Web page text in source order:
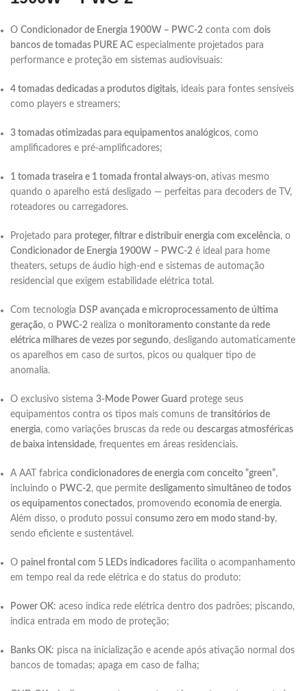
O Condicionador de Energia 1900W – PWC-2 conta com dois
bancos de tomadas PURE AC especialmente projetados para
performance e proteção em sistemas audiovisuais:
4 tomadas dedicadas a produtos digitais, ideais para fontes sensíveis
como players e streamers;
3 tomadas otimizadas para equipamentos analógicos, como
amplificadores e pré-amplificadores;
1 tomada traseira e 1 tomada frontal always-on, ativas mesmo
quando o aparelho está desligado — perfeitas para decoders de TV,
roteadores ou carregadores.
Projetado para proteger, filtrar e distribuir energia com excelência, o
Condicionador de Energia 1900W – PWC-2 é ideal para home
theaters, setups de áudio high-end e sistemas de automação
residencial que exigem estabilidade elétrica total.
Com tecnologia DSP avançada e microprocessamento de última
geração, o PWC-2 realiza o monitoramento constante da rede
elétrica milhares de vezes por segundo, desligando automaticamente
os aparelhos em caso de surtos, picos ou qualquer tipo de
anomalia.
O exclusivo sistema 3-Mode Power Guard protege seus
equipamentos contra os tipos mais comuns de transitórios de
energia, como variações bruscas da rede ou descargas atmosféricas
de baixa intensidade, frequentes em áreas residenciais.
A AAT fabrica condicionadores de energia com conceito “green”,
incluindo o PWC-2, que permite desligamento simultâneo de todos
os equipamentos conectados, promovendo economia de energia.
Além disso, o produto possui consumo zero em modo stand-by,
sendo eficiente e sustentável.
O painel frontal com 5 LEDs indicadores facilita o acompanhamento
em tempo real da rede elétrica e do status do produto:
Power OK: aceso indica rede elétrica dentro dos padrões; piscando,
indica entrada em modo de proteção;
Banks OK: pisca na inicialização e acende após ativação normal dos
bancos de tomadas; apaga em caso de falha;